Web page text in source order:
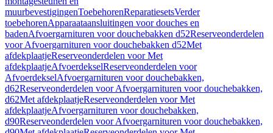
muurbevestigingenToebehorenReparatiesetsVerder
toebehorenApparaataansluitingen voor douches en
badenAfvoergarnituren voor douchebakken d52Reserveonderdelen
voor Afvoergarnituren voor douchebakken d52Met
afdekplaatjeReserveonderdelen voor Met
afdekplaatjeAfvoerdekselReserveonderdelen voor
AfvoerdekselAfvoergarnituren voor douchebakken,
d62Reserveonderdelen voor Afvoergarnituren voor douchebakken,
d62Met afdekplaatjeReserveonderdelen voor Met
afdekplaatjeAfvoergarnituren voor douchebakken,
d90Reserveonderdelen voor Afvoergarnituren voor douchebakken,